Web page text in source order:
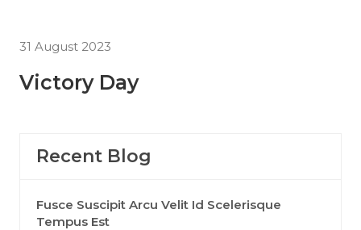
31 August 2023
Victory Day
Recent Blog
Fusce Suscipit Arcu Velit Id Scelerisque
Tempus Est